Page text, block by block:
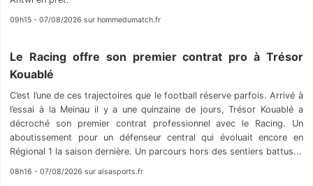
09h15 - 07/08/2026 sur hommedumatch.fr
Le Racing offre son premier contrat pro à Trésor
Kouablé
C’est l’une de ces trajectoires que le football réserve parfois. Arrivé à
l’essai à la Meinau il y a une quinzaine de jours, Trésor Kouablé a
décroché son premier contrat professionnel avec le Racing. Un
aboutissement pour un défenseur central qui évoluait encore en
Régional 1 la saison dernière. Un parcours hors des sentiers battus...
08h16 - 07/08/2026 sur alsasports.fr